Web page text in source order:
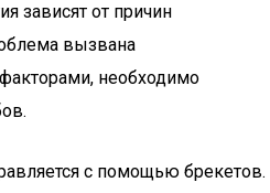
зависят от причин
вызвана
необходимо
с помощью брекетов.